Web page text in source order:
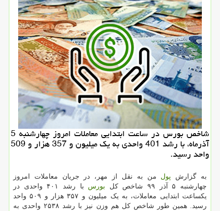
شاخص بورس در ساعت ابتدایی معاملات امروز چهارشنبه 5
آذرماه، با رشد 401 واحدی به یك میلیون و 357 هزار و 509
واحد رسید.
به گزارش پول من به نقل از مهر، در جریان معاملات امروز
چهارشنبه ۵ آذر ۹۹ شاخص کل
بورس
با رشد ۴۰۱ واحدی در
یکساعت ابتدایی معاملات، به یک میلیون و ۳۵۷ هزار و ۵۰۹ واحد
رسید. همین طور شاخص کل هم وزن نیز با رشد ۲۵۳۸ واحدی به